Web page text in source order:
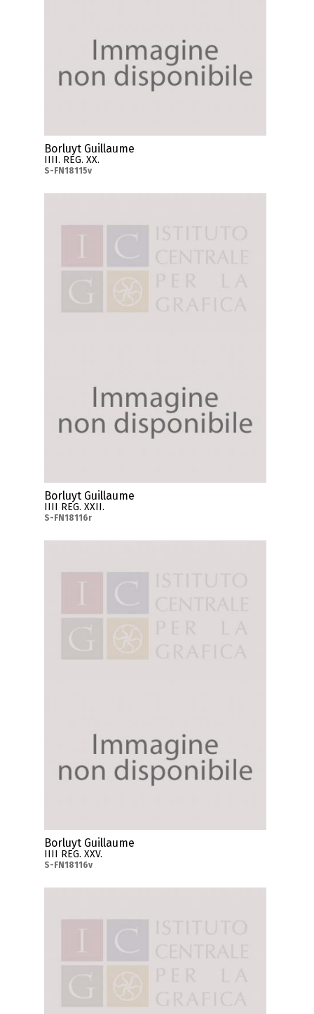
Borluyt Guillaume
IIII. REG. XX.
S-FN18115v
Borluyt Guillaume
IIII REG. XXII.
S-FN18116r
Borluyt Guillaume
IIII REG. XXV.
S-FN18116v